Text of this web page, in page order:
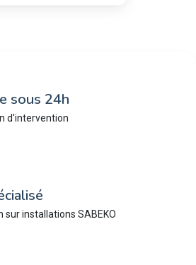
sous 24h
d'intervention
sur installations SABEKO